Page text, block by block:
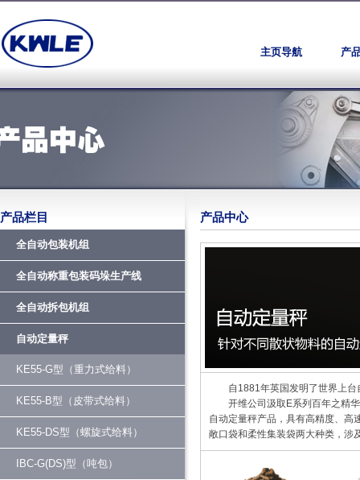
主页导航 产
产品栏目
全自动包装机组
全自动称重包装码垛生产线
全自动拆包机组
自动定量秤
KE55-G型（重力式给料）
KE55-B型（皮带式给料）
KE55-DS型（螺旋式给料）
IBC-G(DS)型（吨包）
产品中心
自1881年英国发明了世界上台
开维公司汲取E系列百年之精华
自动定量秤产品，具有高精度、高
敞口袋和柔性集装袋两大种类，涉